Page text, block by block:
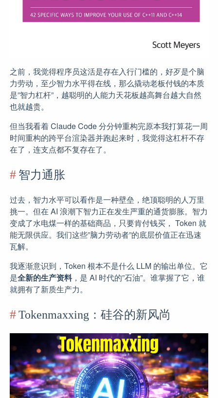
之前，我觉得程序员这活是存在入行门槛的，好歹是个脑
力劳动，至少智力水平得在线，那么撬动老板付钱的本质
是”智力杠杆”，越聪明的人能力天花板越高舞台越大自然
也就越贵。
但当我看着 Claude Code 分分钟重构完原本我打算花一周
时间重构的跨平台渲染器并跑起来时，我觉得这杠杆不存
在了，连支点都不复存在了。
智力通胀
过去，智力水平可以看作是一种壁垒，绝顶聪明的人万里
挑一。但在 AI 浪潮下智力正在发生严重的通货膨胀。智力
变成了水电煤一样的基础商品，只要肯付钱买， Token 就
能无限供应。我们这些”脑力劳动者”的底层价值正在迅速
瓦解。
我逐渐意识到，Token 根本不是什么 LLM 的输出单位。它
是全新的生产资料，是 AI 时代的”石油”。谁掌握了它，谁
就拥有了新质生产力。
Tokenmaxxing：硅谷的新风尚